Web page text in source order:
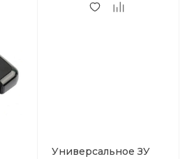
Универсальное ЗУ